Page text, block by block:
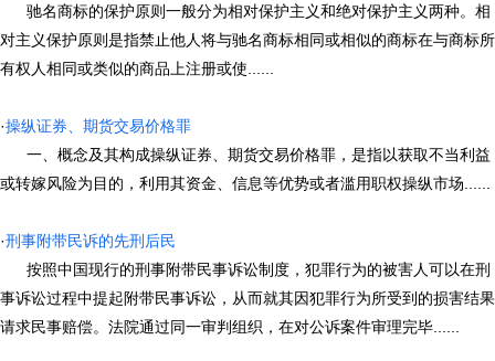
驰名商标的保护原则一般分为相对保护主义和绝对保护主义两种。相
对主义保护原则是指禁止他人将与驰名商标相同或相似的商标在与商标所
有权人相同或类似的商品上注册或使......
·操纵证券、期货交易价格罪
一、概念及其构成操纵证券、期货交易价格罪，是指以获取不当利益
或转嫁风险为目的，利用其资金、信息等优势或者滥用职权操纵市场......
·刑事附带民诉的先刑后民
按照中国现行的刑事附带民事诉讼制度，犯罪行为的被害人可以在刑
事诉讼过程中提起附带民事诉讼，从而就其因犯罪行为所受到的损害结果
请求民事赔偿。法院通过同一审判组织，在对公诉案件审理完毕......